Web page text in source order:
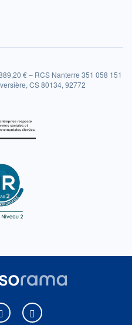
€ – RCS Nanterre 351 058 151
CS 80134, 92772
sur Facebook
Boursorama sur XBoursorama sur